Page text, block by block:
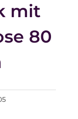
mit
80